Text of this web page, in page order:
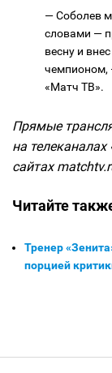
— Соболев
словами —
весну и
чемпионом,
«Матч ТВ».
Прямые
на
сайтах
Читайте
Тренер
порцией